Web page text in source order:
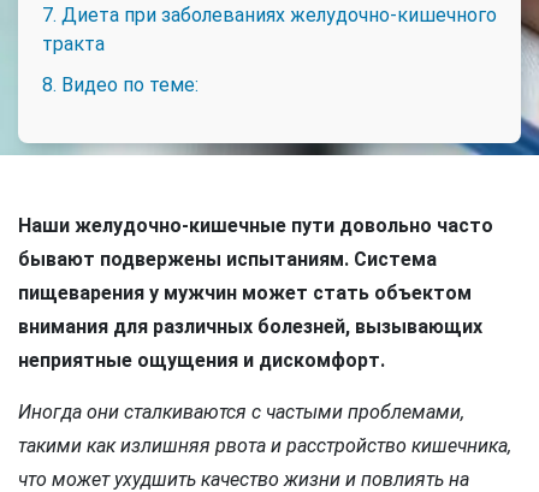
7. Диета при заболеваниях желудочно-кишечного
тракта
8. Видео по теме:
Наши желудочно-кишечные пути довольно часто
бывают подвержены испытаниям. Система
пищеварения у мужчин может стать объектом
внимания для различных болезней, вызывающих
неприятные ощущения и дискомфорт.
Иногда они сталкиваются с частыми проблемами,
такими как излишняя рвота и расстройство кишечника,
что может ухудшить качество жизни и повлиять на